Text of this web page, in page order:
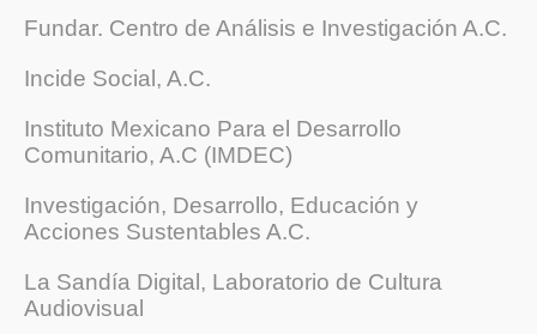
Fundar. Centro de Análisis e Investigación A.C.
Incide Social, A.C.
Instituto Mexicano Para el Desarrollo
Comunitario, A.C (IMDEC)
Investigación, Desarrollo, Educación y
Acciones Sustentables A.C.
La Sandía Digital, Laboratorio de Cultura
Audiovisual